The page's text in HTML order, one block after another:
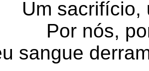
Um sacrifício,
Por nós,
sangue